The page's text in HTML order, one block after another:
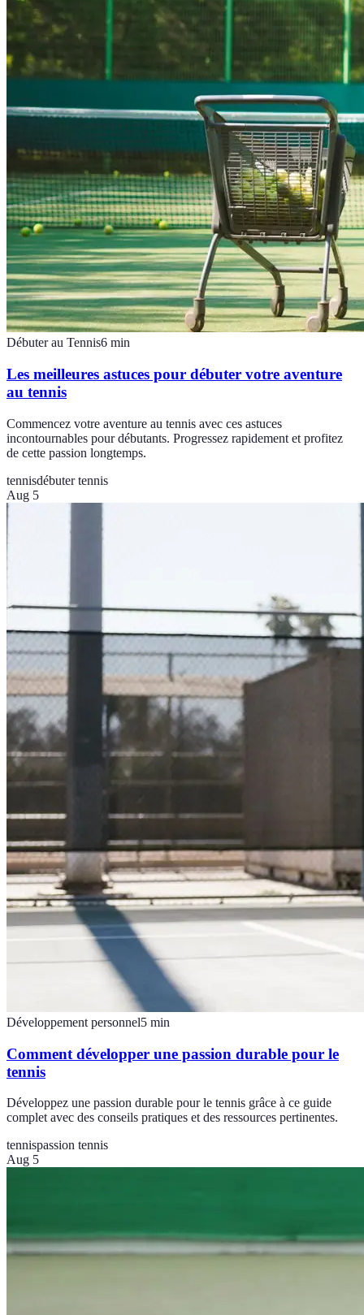
Débuter au Tennis6 min
Les meilleures astuces pour débuter votre aventure
au tennis
Commencez votre aventure au tennis avec ces astuces
incontournables pour débutants. Progressez rapidement et profitez
de cette passion longtemps.
tennisdébuter tennis
Aug 5
Développement personnel5 min
Comment développer une passion durable pour le
tennis
Développez une passion durable pour le tennis grâce à ce guide
complet avec des conseils pratiques et des ressources pertinentes.
tennispassion tennis
Aug 5